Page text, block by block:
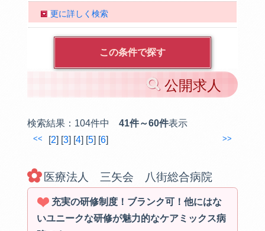
更に詳しく検索
公開求人
検索結果： 104件中 41件～60件表示
<< [2] [3] [4] [5] [6] >>
医療法人 三矢会 八街総合病院
充実の研修制度！ブランク可！他にはな
いユニークな研修が魅力的なケアミックス病